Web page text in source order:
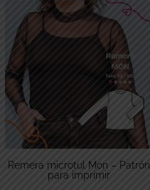
Remera microtul Mon – Patrón
para imprimir